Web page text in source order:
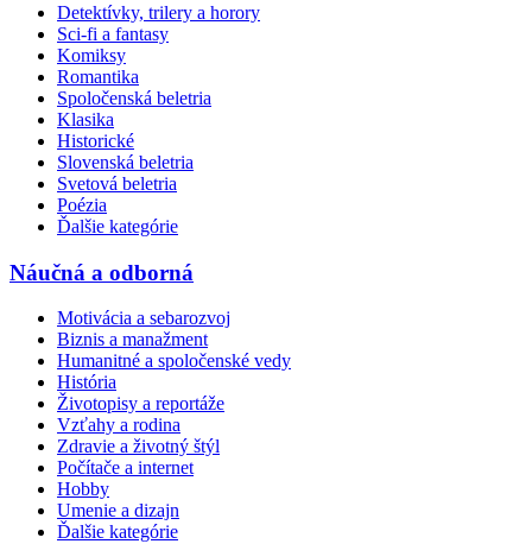
Detektívky, trilery a horory
Sci-fi a fantasy
Komiksy
Romantika
Spoločenská beletria
Klasika
Historické
Slovenská beletria
Svetová beletria
Poézia
Ďalšie kategórie
Náučná a odborná
Motivácia a sebarozvoj
Biznis a manažment
Humanitné a spoločenské vedy
História
Životopisy a reportáže
Vzťahy a rodina
Zdravie a životný štýl
Počítače a internet
Hobby
Umenie a dizajn
Ďalšie kategórie